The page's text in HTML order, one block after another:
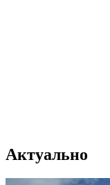
Актуально